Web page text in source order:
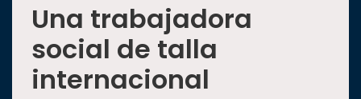
Una trabajadora
social de talla
internacional